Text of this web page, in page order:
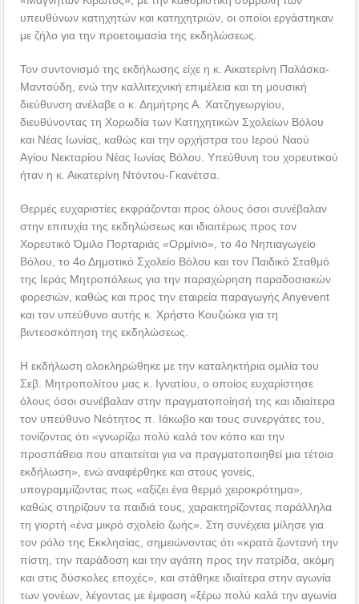
υπευθύνων κατηχητών και κατηχητριών, οι οποίοι εργάστηκαν
με ζήλο για την προετοιμασία της εκδηλώσεως.
Τον συντονισμό της εκδήλωσης είχε η κ. Αικατερίνη Παλάσκα-
Μαντούδη, ενώ την καλλιτεχνική επιμέλεια και τη μουσική
διεύθυνση ανέλαβε ο κ. Δημήτρης Α. Χατζηγεωργίου,
διευθύνοντας τη Χορωδία των Κατηχητικών Σχολείων Βόλου
και Νέας Ιωνίας, καθώς και την ορχήστρα του Ιερού Ναού
Αγίου Νεκταρίου Νέας Ιωνίας Βόλου. Υπεύθυνη του χορευτικού
ήταν η κ. Αικατερίνη Ντόντου-Γκανέτσα.
Θερμές ευχαριστίες εκφράζονται προς όλους όσοι συνέβαλαν
στην επιτυχία της εκδηλώσεως και ιδιαιτέρως προς τον
Χορευτικό Όμιλο Πορταριάς «Ορμίνιο», το 4ο Νηπιαγωγείο
Βόλου, το 4ο Δημοτικό Σχολείο Βόλου και τον Παιδικό Σταθμό
της Ιεράς Μητροπόλεως για την παραχώρηση παραδοσιακών
φορεσιών, καθώς και προς την εταιρεία παραγωγής Αnyevent
και τον υπεύθυνο αυτής κ. Χρήστο Κουζιώκα για τη
βιντεοσκόπηση της εκδηλώσεως.
Η εκδήλωση ολοκληρώθηκε με την καταληκτήρια ομιλία του
Σεβ. Μητροπολίτου μας κ. Ιγνατίου, ο οποίος ευχαρίστησε
όλους όσοι συνέβαλαν στην πραγματοποίησή της και ιδιαίτερα
τον υπεύθυνο Νεότητος π. Ιάκωβο και τους συνεργάτες του,
τονίζοντας ότι «γνωρίζω πολύ καλά τον κόπο και την
προσπάθεια που απαιτείται για να πραγματοποιηθεί μια τέτοια
εκδήλωση», ενώ αναφέρθηκε και στους γονείς,
υπογραμμίζοντας πως «αξίζει ένα θερμό χειροκρότημα»,
καθώς στηρίζουν τα παιδιά τους, χαρακτηρίζοντας παράλληλα
τη γιορτή «ένα μικρό σχολείο ζωής». Στη συνέχεια μίλησε για
τον ρόλο της Εκκλησίας, σημειώνοντας ότι «κρατά ζωντανή την
πίστη, την παράδοση και την αγάπη προς την πατρίδα, ακόμη
και στις δύσκολες εποχές», και στάθηκε ιδιαίτερα στην αγωνία
των γονέων, λέγοντας με έμφαση «ξέρω πολύ καλά την αγωνία